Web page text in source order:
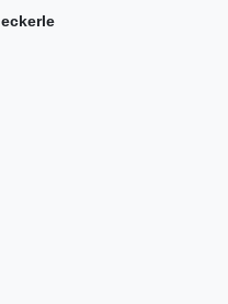
eckerle